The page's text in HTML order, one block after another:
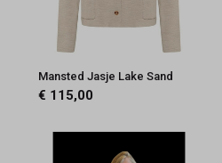
Mansted Jasje Lake Sand
€ 115,00